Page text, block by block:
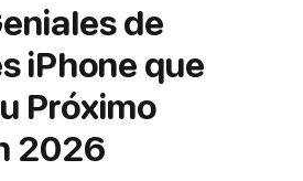
de
iPhone que
Próximo
2026